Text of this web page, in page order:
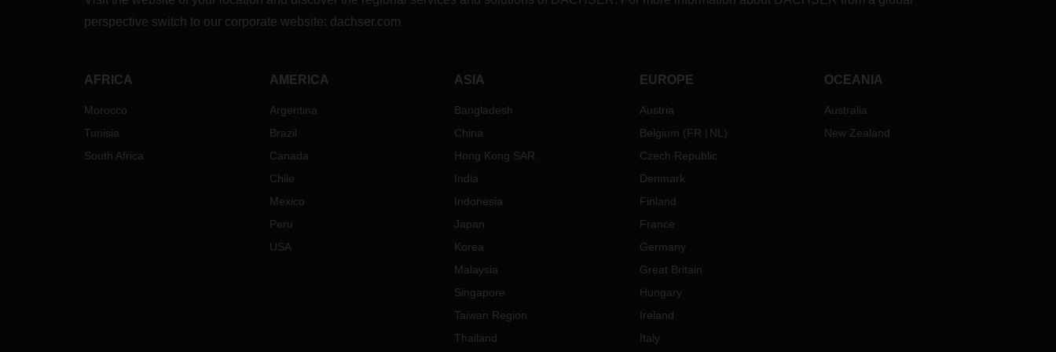
perspective switch to our corporate website: dachser.com
AFRICA
Morocco
Tunisia
South Africa
AMERICA
Argentina
Brazil
Canada
Chile
Mexico
Peru
USA
ASIA
Bangladesh
China
Hong Kong SAR
India
Indonesia
Japan
Korea
Malaysia
Singapore
Taiwan Region
Thailand
EUROPE
Austria
Belgium (FR NL )
Czech Republic
Denmark
Finland
France
Germany
Great Britain
Hungary
Ireland
Italy
OCEANIA
Australia
New Zealand